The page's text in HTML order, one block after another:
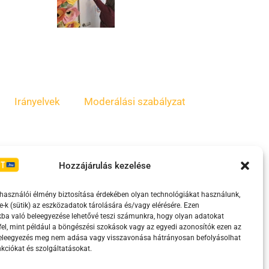
Hozzájárulás kezelése
élmény biztosítása érdekében olyan technológiákat használunk,
k (sütik) az eszközadatok tárolására és/vagy elérésére. Ezen
való beleegyezése lehetővé teszi számunkra, hogy olyan adatokat
mint például a böngészési szokások vagy az egyedi azonosítók ezen az
meg nem adása vagy visszavonása hátrányosan befolyásolhat
és szolgáltatásokat.
Irányelvek Moderálási szabályzat
támogatja.